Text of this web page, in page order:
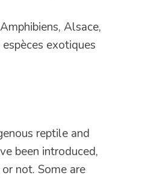
Alsace,
exotiques
reptile and
been introduced,
not. Some are